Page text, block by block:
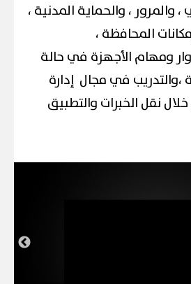
والمرور ، والحماية المدنية ،
المحافظة ،
ومهام الأجهزة في حالة
،والتدريب في مجال إدارة
نقل الخبرات والتطبيق